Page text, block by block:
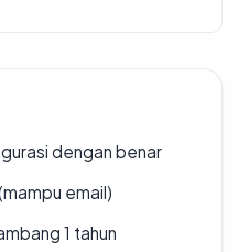
dengan benar
email)
1 tahun